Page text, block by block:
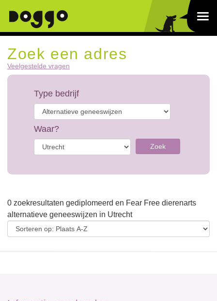
Zoek een adres
Veelgestelde vragen
Type bedrijf
Waar?
Zoek
0 zoekresultaten gediplomeerd en Fear Free dierenarts
alternatieve geneeswijzen in Utrecht